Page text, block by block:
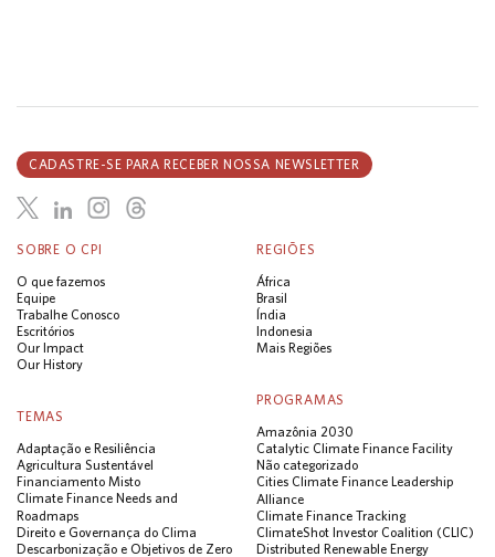
SOBRE O CPI
O que fazemos
Equipe
Trabalhe Conosco
Escritórios
Our Impact
Our History
REGIÕES
África
Brasil
Índia
Indonesia
Mais Regiões
TEMAS
Adaptação e Resiliência
Agricultura Sustentável
Financiamento Misto
Climate Finance Needs and
Roadmaps
Direito e Governança do Clima
Descarbonização e Objetivos de Zero
PROGRAMAS
Amazônia 2030
Catalytic Climate Finance Facility
Não categorizado
Cities Climate Finance Leadership
Alliance
Climate Finance Tracking
ClimateShot Investor Coalition (CLIC)
Distributed Renewable Energy
CADASTRE-SE PARA RECEBER NOSSA NEWSLETTER